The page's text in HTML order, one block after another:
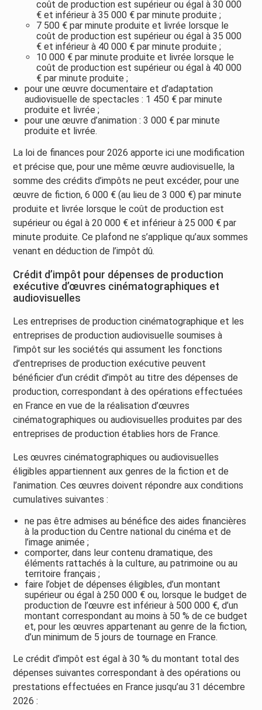
coût de production est supérieur ou égal à 30 000
€ et inférieur à 35 000 € par minute produite ;
7 500 € par minute produite et livrée lorsque le
coût de production est supérieur ou égal à 35 000
€ et inférieur à 40 000 € par minute produite ;
10 000 € par minute produite et livrée lorsque le
coût de production est supérieur ou égal à 40 000
€ par minute produite ;
pour une œuvre documentaire et d’adaptation
audiovisuelle de spectacles : 1 450 € par minute
produite et livrée ;
pour une œuvre d’animation : 3 000 € par minute
produite et livrée.
La loi de finances pour 2026 apporte ici une modification
et précise que, pour une même œuvre audiovisuelle, la
somme des crédits d’impôts ne peut excéder, pour une
œuvre de fiction, 6 000 € (au lieu de 3 000 €) par minute
produite et livrée lorsque le coût de production est
supérieur ou égal à 20 000 € et inférieur à 25 000 € par
minute produite. Ce plafond ne s’applique qu’aux sommes
venant en déduction de l’impôt dû.
Crédit d’impôt pour dépenses de production
exécutive d’œuvres cinématographiques et
audiovisuelles
Les entreprises de production cinématographique et les
entreprises de production audiovisuelle soumises à
l’impôt sur les sociétés qui assument les fonctions
d’entreprises de production exécutive peuvent
bénéficier d’un crédit d’impôt au titre des dépenses de
production, correspondant à des opérations effectuées
en France en vue de la réalisation d’œuvres
cinématographiques ou audiovisuelles produites par des
entreprises de production établies hors de France.
Les œuvres cinématographiques ou audiovisuelles
éligibles appartiennent aux genres de la fiction et de
l’animation. Ces œuvres doivent répondre aux conditions
cumulatives suivantes :
ne pas être admises au bénéfice des aides financières
à la production du Centre national du cinéma et de
l’image animée ;
comporter, dans leur contenu dramatique, des
éléments rattachés à la culture, au patrimoine ou au
territoire français ;
faire l’objet de dépenses éligibles, d’un montant
supérieur ou égal à 250 000 € ou, lorsque le budget de
production de l’œuvre est inférieur à 500 000 €, d’un
montant correspondant au moins à 50 % de ce budget
et, pour les œuvres appartenant au genre de la fiction,
d’un minimum de 5 jours de tournage en France.
Le crédit d’impôt est égal à 30 % du montant total des
dépenses suivantes correspondant à des opérations ou
prestations effectuées en France jusqu’au 31 décembre
2026 :